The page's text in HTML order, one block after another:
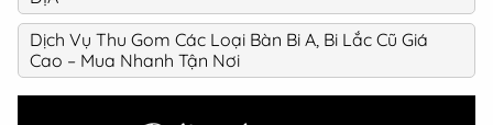
Dịch Vụ Thu Gom Các Loại Bàn Bi A, Bi Lắc Cũ Giá
Cao – Mua Nhanh Tận Nơi